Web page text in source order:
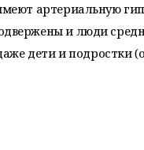
артериальную
и люди
дети и подростки